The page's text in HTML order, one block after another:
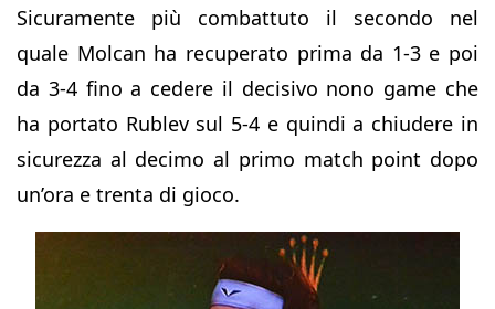
Sicuramente più combattuto il secondo nel
quale Molcan ha recuperato prima da 1-3 e poi
da 3-4 fino a cedere il decisivo nono game che
ha portato Rublev sul 5-4 e quindi a chiudere in
sicurezza al decimo al primo match point dopo
un’ora e trenta di gioco.